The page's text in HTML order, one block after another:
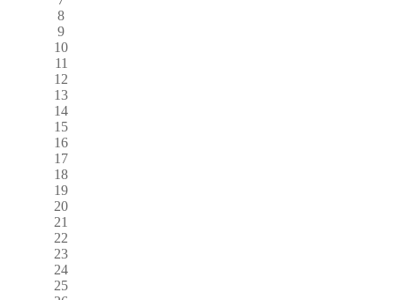
8
9
10
11
12
13
14
15
16
17
18
19
20
21
22
23
24
25